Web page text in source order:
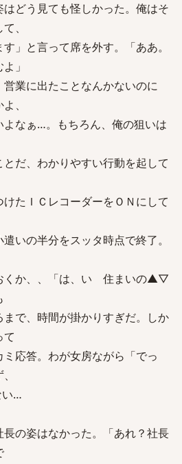
どう見ても怪しかった。俺はそ
、
」と言って席を外す。「ああ。
」
業に出たことなんかないのに
、
よなぁ…。もちろん、俺の狙いは
だ、わかりやすい行動を起して
たＩＣレコーダーをＯＮにして
いの半分をスッタ時点で終了。
くか、、「は、い 住まいの▲▽
で、時間が掛かりすぎだ。しか
て
応答。わが女房ながら「でっ
い…
の姿はなかった。「あれ？社長